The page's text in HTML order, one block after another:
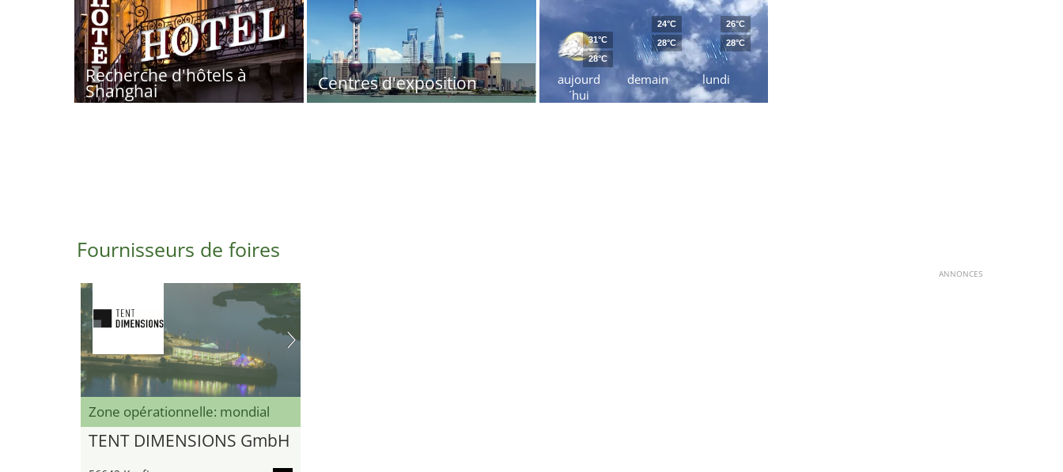
Recherche d'hôtels à
Shanghai Centres d'exposition
aujourd
´hui
31°C
28°C
demain
24°C
28°C
lundi
26°C
28°C
Fournisseurs de foires
ANNONCES
Zone opérationnelle: mondial
TENT DIMENSIONS GmbH